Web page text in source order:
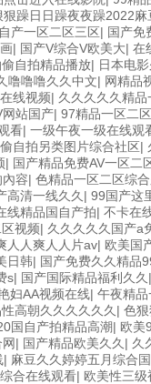
狠躁日日躁夜夜躁2022麻
产一区二区三区| 国产免
| 国产V综合V欧美大| 在
偷自拍精品播放| 日本电
噜噜噜久久中文| 网精品
线视频| 久久久久久精品
网站国产| 97精品一区二
看| 一级午夜一级在线观
偷自拍另类图片综合社区|
| 国产精品免费AV一区二
容| 色精品一区二区综
高清一线久久 | 99国产这
线精品国自产拍| 不卡在
视频| 久久久久久国产a
人人爽人人片av| 欧美国
日韩| 国产免费久久精品
s| 国产国际精品福利久久
妇AA视频在线| 午夜精
高朝久久久久久久 | 色
国自产拍精品高潮| 欧美
| 国产精品欧美久久 | 久
| 麻豆久久婷婷五月综合
合在线观看| 欧美性三